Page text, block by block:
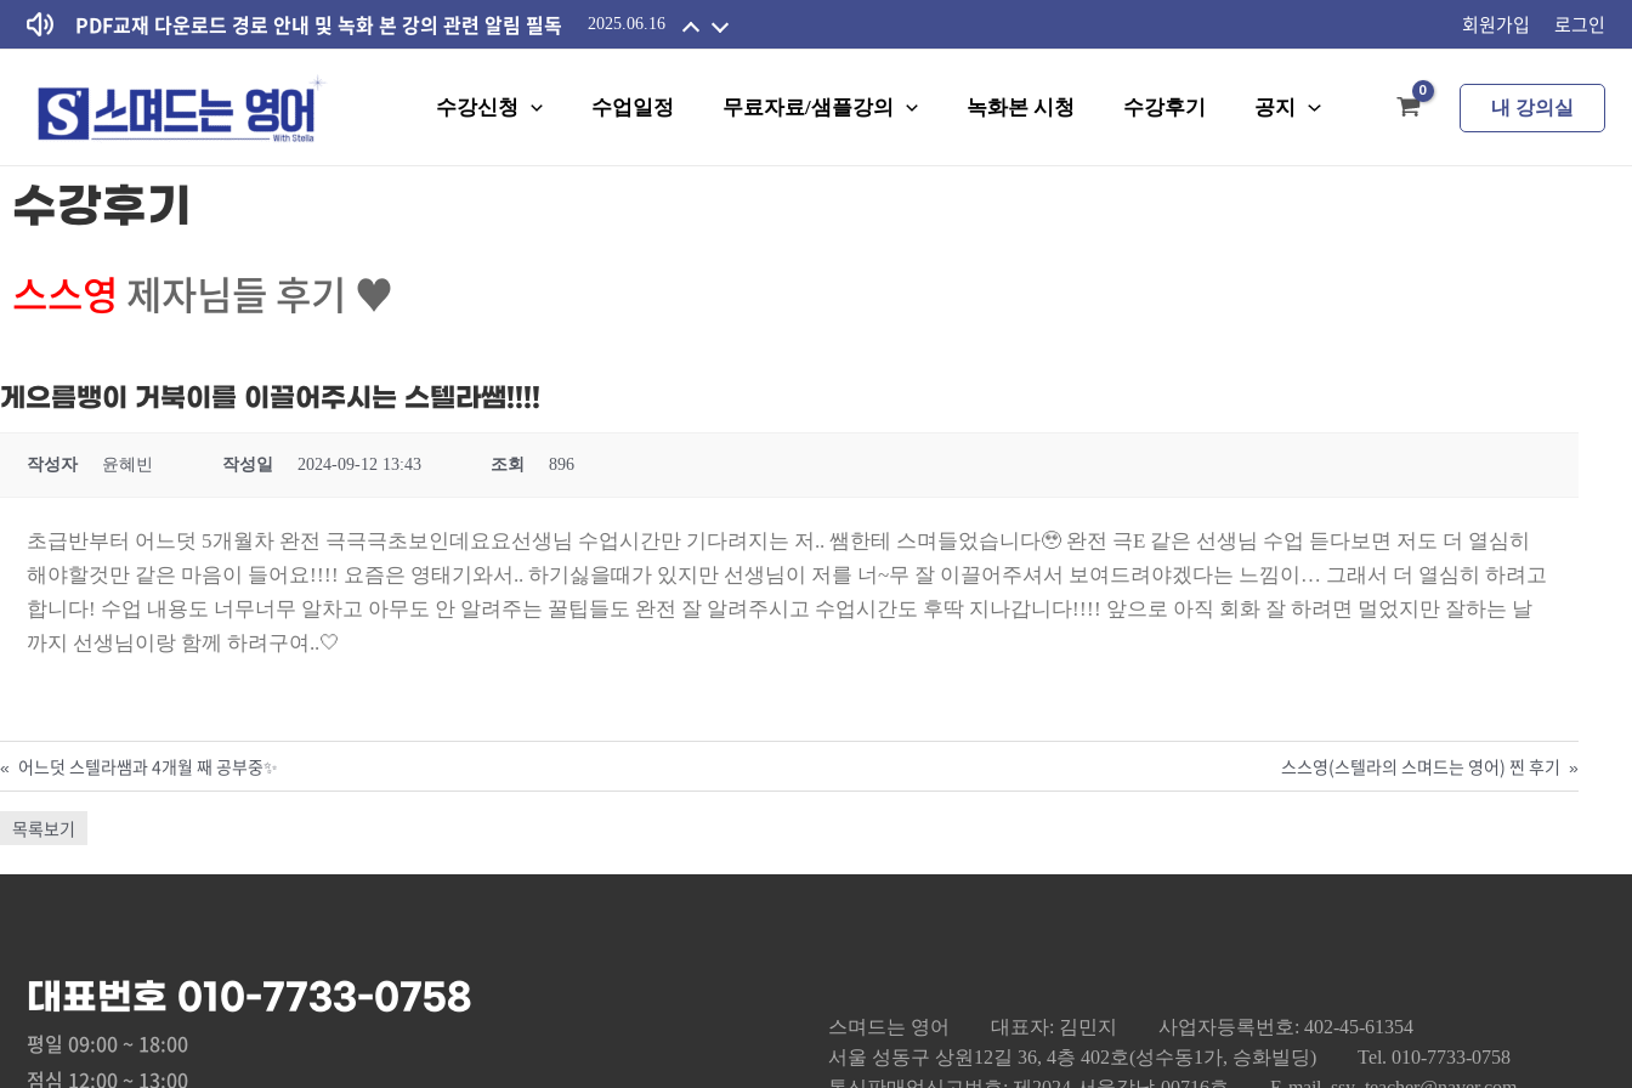
콘텐츠로
건너뛰기
PDF교재 다운로드 경로 안내 및 녹화 본 강의 관련 알림 필독 2025.06.16 회원가입 로그인
수강신청 수업일정 무료자료/샘플강의 녹화본 시청 수강후기 공지 내 강의실
수강후기
스스영 제자님들 후기 ♥
게으름뱅이 거북이를 이끌어주시는 스텔라쌤!!!!
작성자 윤혜빈 작성일 2024-09-12 13:43 조회 896
초급반부터 어느덧 5개월차 완전 극극극초보인데요요선생님 수업시간만 기다려지는 저.. 쌤한테 스며들었습니다🥹 완전 극E 같은 선생님 수업 듣다보면 저도 더 열심히
해야할것만 같은 마음이 들어요!!!! 요즘은 영태기와서.. 하기싫을때가 있지만 선생님이 저를 너~무 잘 이끌어주셔서 보여드려야겠다는 느낌이… 그래서 더 열심히 하려고
합니다! 수업 내용도 너무너무 알차고 아무도 안 알려주는 꿀팁들도 완전 잘 알려주시고 수업시간도 후딱 지나갑니다!!!! 앞으로 아직 회화 잘 하려면 멀었지만 잘하는 날
까지 선생님이랑 함께 하려구여..🤍
« 어느덧 스텔라쌤과 4개월 째 공부중✨ 스스영(스텔라의 스며드는 영어) 찐 후기 »
목록보기
대표번호 010-7733-0758
평일 09:00 ~ 18:00
점심 12:00 ~ 13:00
스며드는 영어 대표자: 김민지
사업자등록번호: 402-45-61354
서울 성동구 상원12길 36, 4층 402호(성수동1가, 승화빌딩)
Tel. 010-7733-0758